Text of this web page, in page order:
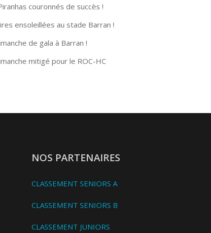
couronnés de succès !
ensoleillées au stade Barran !
de gala à Barran !
mitigé pour le ROC-HC
NOS PARTENAIRES
CLASSEMENT SENIORS A
CLASSEMENT SENIORS B
CLASSEMENT JUNIORS